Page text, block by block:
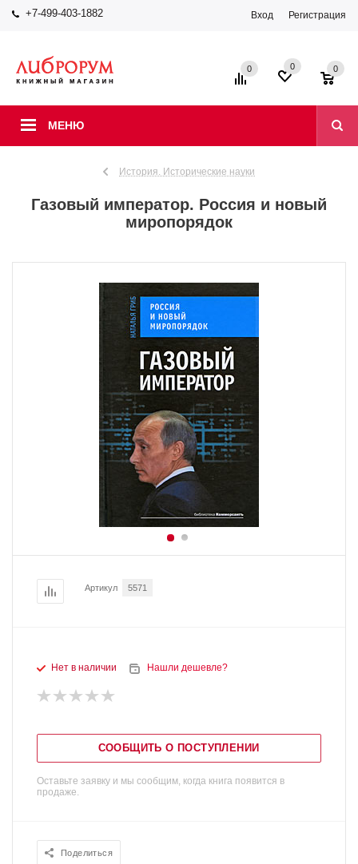
+7-499-403-1882 Вход Регистрация
МЕНЮ
0 0 0
История. Исторические науки
Газовый император. Россия и новый
миропорядок
Артикул 5571
Нет в наличии Нашли дешевле?
СООБЩИТЬ О ПОСТУПЛЕНИИ
Оставьте заявку и мы сообщим, когда книга появится в
продаже.
Поделиться